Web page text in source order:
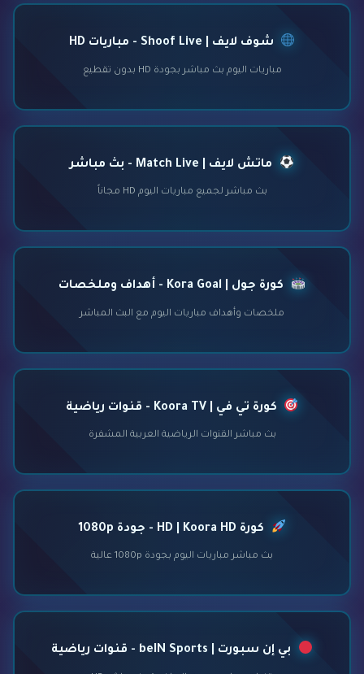
شوف لايف | Shoof Live - مباريات HD
مباريات اليوم بث مباشر بجودة HD بدون تقطيع
ماتش لايف | Match Live - بث مباشر
بث مباشر لجميع مباريات اليوم HD مجاناً
كورة جول | Kora Goal - أهداف وملخصات
ملخصات وأهداف مباريات اليوم مع البث المباشر
كورة تي في | Koora TV - قنوات رياضية
بث مباشر القنوات الرياضية العربية المشفرة
كورة HD | Koora HD - جودة 1080p
بث مباشر مباريات اليوم بجودة 1080p عالية
بي إن سبورت | beIN Sports - قنوات رياضية